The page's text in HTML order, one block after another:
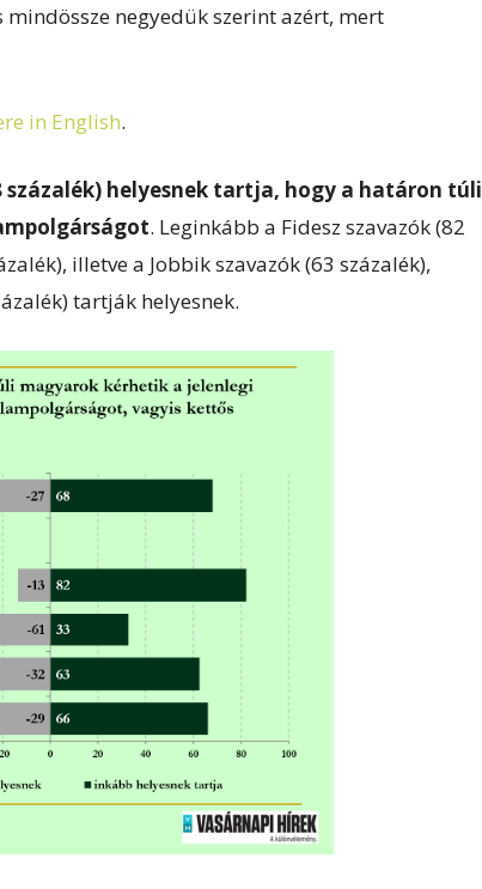
mindössze negyedük szerint azért, mert
in English.
százalék) helyesnek tartja, hogy a határon túli
. Leginkább a Fidesz szavazók (82
illetve a Jobbik szavazók (63 százalék),
tartják helyesnek.